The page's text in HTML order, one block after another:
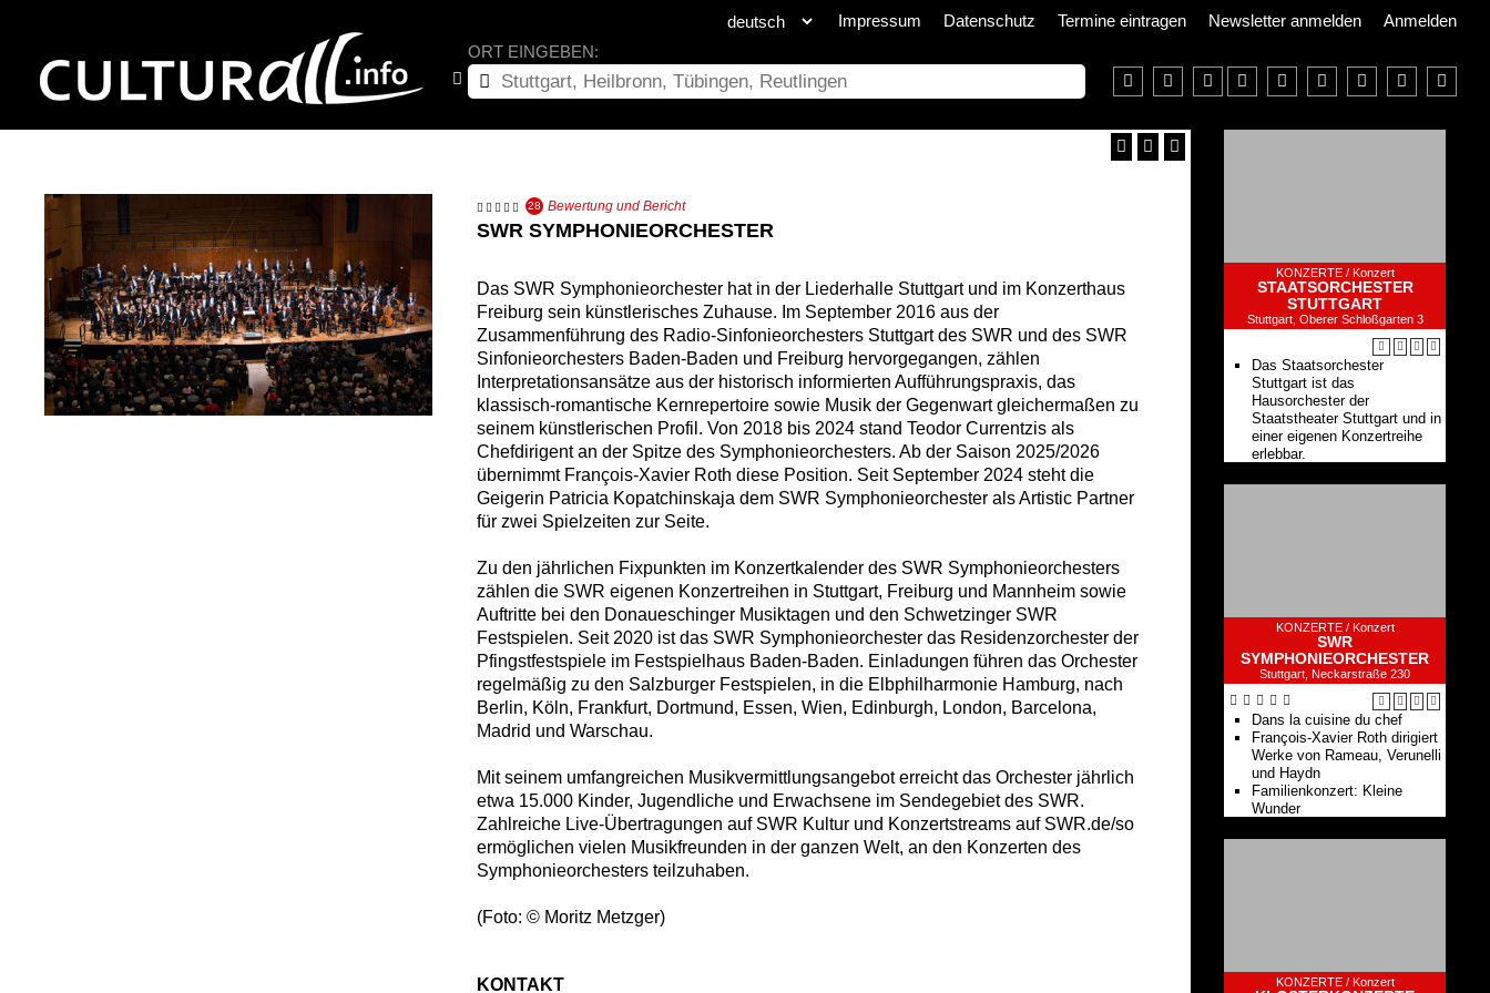
Impressum Datenschutz Termine eintragen Newsletter anmelden
Anmelden
ORT EINGEBEN:
28 Bewertung und Bericht
SWR SYMPHONIEORCHESTER
Das SWR Symphonieorchester hat in der Liederhalle Stuttgart und im Konzerthaus
Freiburg sein künstlerisches Zuhause. Im September 2016 aus der
Zusammenführung des Radio-Sinfonieorchesters Stuttgart des SWR und des SWR
Sinfonieorchesters Baden-Baden und Freiburg hervorgegangen, zählen
Interpretationsansätze aus der historisch informierten Aufführungspraxis, das
klassisch-romantische Kernrepertoire sowie Musik der Gegenwart gleichermaßen zu
seinem künstlerischen Profil. Von 2018 bis 2024 stand Teodor Currentzis als
Chefdirigent an der Spitze des Symphonieorchesters. Ab der Saison 2025/2026
übernimmt François-Xavier Roth diese Position. Seit September 2024 steht die
Geigerin Patricia Kopatchinskaja dem SWR Symphonieorchester als Artistic Partner
für zwei Spielzeiten zur Seite.
Zu den jährlichen Fixpunkten im Konzertkalender des SWR Symphonieorchesters
zählen die SWR eigenen Konzertreihen in Stuttgart, Freiburg und Mannheim sowie
Auftritte bei den Donaueschinger Musiktagen und den Schwetzinger SWR
Festspielen. Seit 2020 ist das SWR Symphonieorchester das Residenzorchester der
Pfingstfestspiele im Festspielhaus Baden-Baden. Einladungen führen das Orchester
regelmäßig zu den Salzburger Festspielen, in die Elbphilharmonie Hamburg, nach
Berlin, Köln, Frankfurt, Dortmund, Essen, Wien, Edinburgh, London, Barcelona,
Madrid und Warschau.
Mit seinem umfangreichen Musikvermittlungsangebot erreicht das Orchester jährlich
etwa 15.000 Kinder, Jugendliche und Erwachsene im Sendegebiet des SWR.
Zahlreiche Live-Übertragungen auf SWR Kultur und Konzertstreams auf SWR.de/so
ermöglichen vielen Musikfreunden in der ganzen Welt, an den Konzerten des
Symphonieorchesters teilzuhaben.
(Foto: © Moritz Metzger)
KONTAKT
KONZERTE / Konzert
STAATSORCHESTER
STUTTGART
Stuttgart, Oberer Schloßgarten 3
Das Staatsorchester
Stuttgart ist das
Hausorchester der
Staatstheater Stuttgart und in
einer eigenen Konzertreihe
erlebbar.
KONZERTE / Konzert
SWR
SYMPHONIEORCHESTER
Stuttgart, Neckarstraße 230
Dans la cuisine du chef
François-Xavier Roth dirigiert
Werke von Rameau, Verunelli
und Haydn
Familienkonzert: Kleine
Wunder
Britten, Mozart und Bartók
Mittagskonzert: Swann Van
Rechem dirigiert Werke von
KONZERTE / Konzert